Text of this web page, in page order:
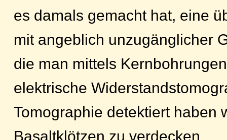
es damals gemacht hat, eine
mit angeblich unzugänglicher
die man mittels
elektrische
Tomographie detektiert haben
Basaltklötzen zu verdecken.